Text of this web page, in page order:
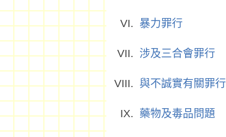
暴力罪行
涉及三合會罪行
與不誠實有關罪行
藥物及毒品問題